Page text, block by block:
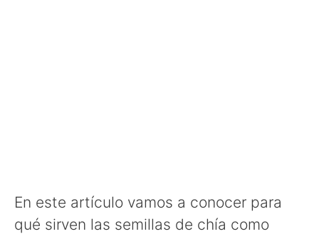
En este artículo vamos a conocer para
qué sirven las semillas de chía como